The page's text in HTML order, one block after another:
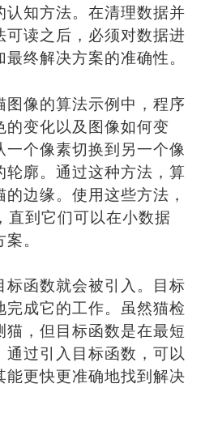
认知方法。在清理数据并
可读之后，必须对数据进
终解决方案的准确性。
图像的算法示例中，程序
的变化以及图像如何变
个像素切换到另一个像
轮廓。通过这种方法，算
边缘。使用这些方法，
直到它们可以在小数据
。
标函数就会被引入。目标
完成它的工作。虽然猫检
，但目标函数是在最短
通过引入目标函数，可以
能更快更准确地找到解决